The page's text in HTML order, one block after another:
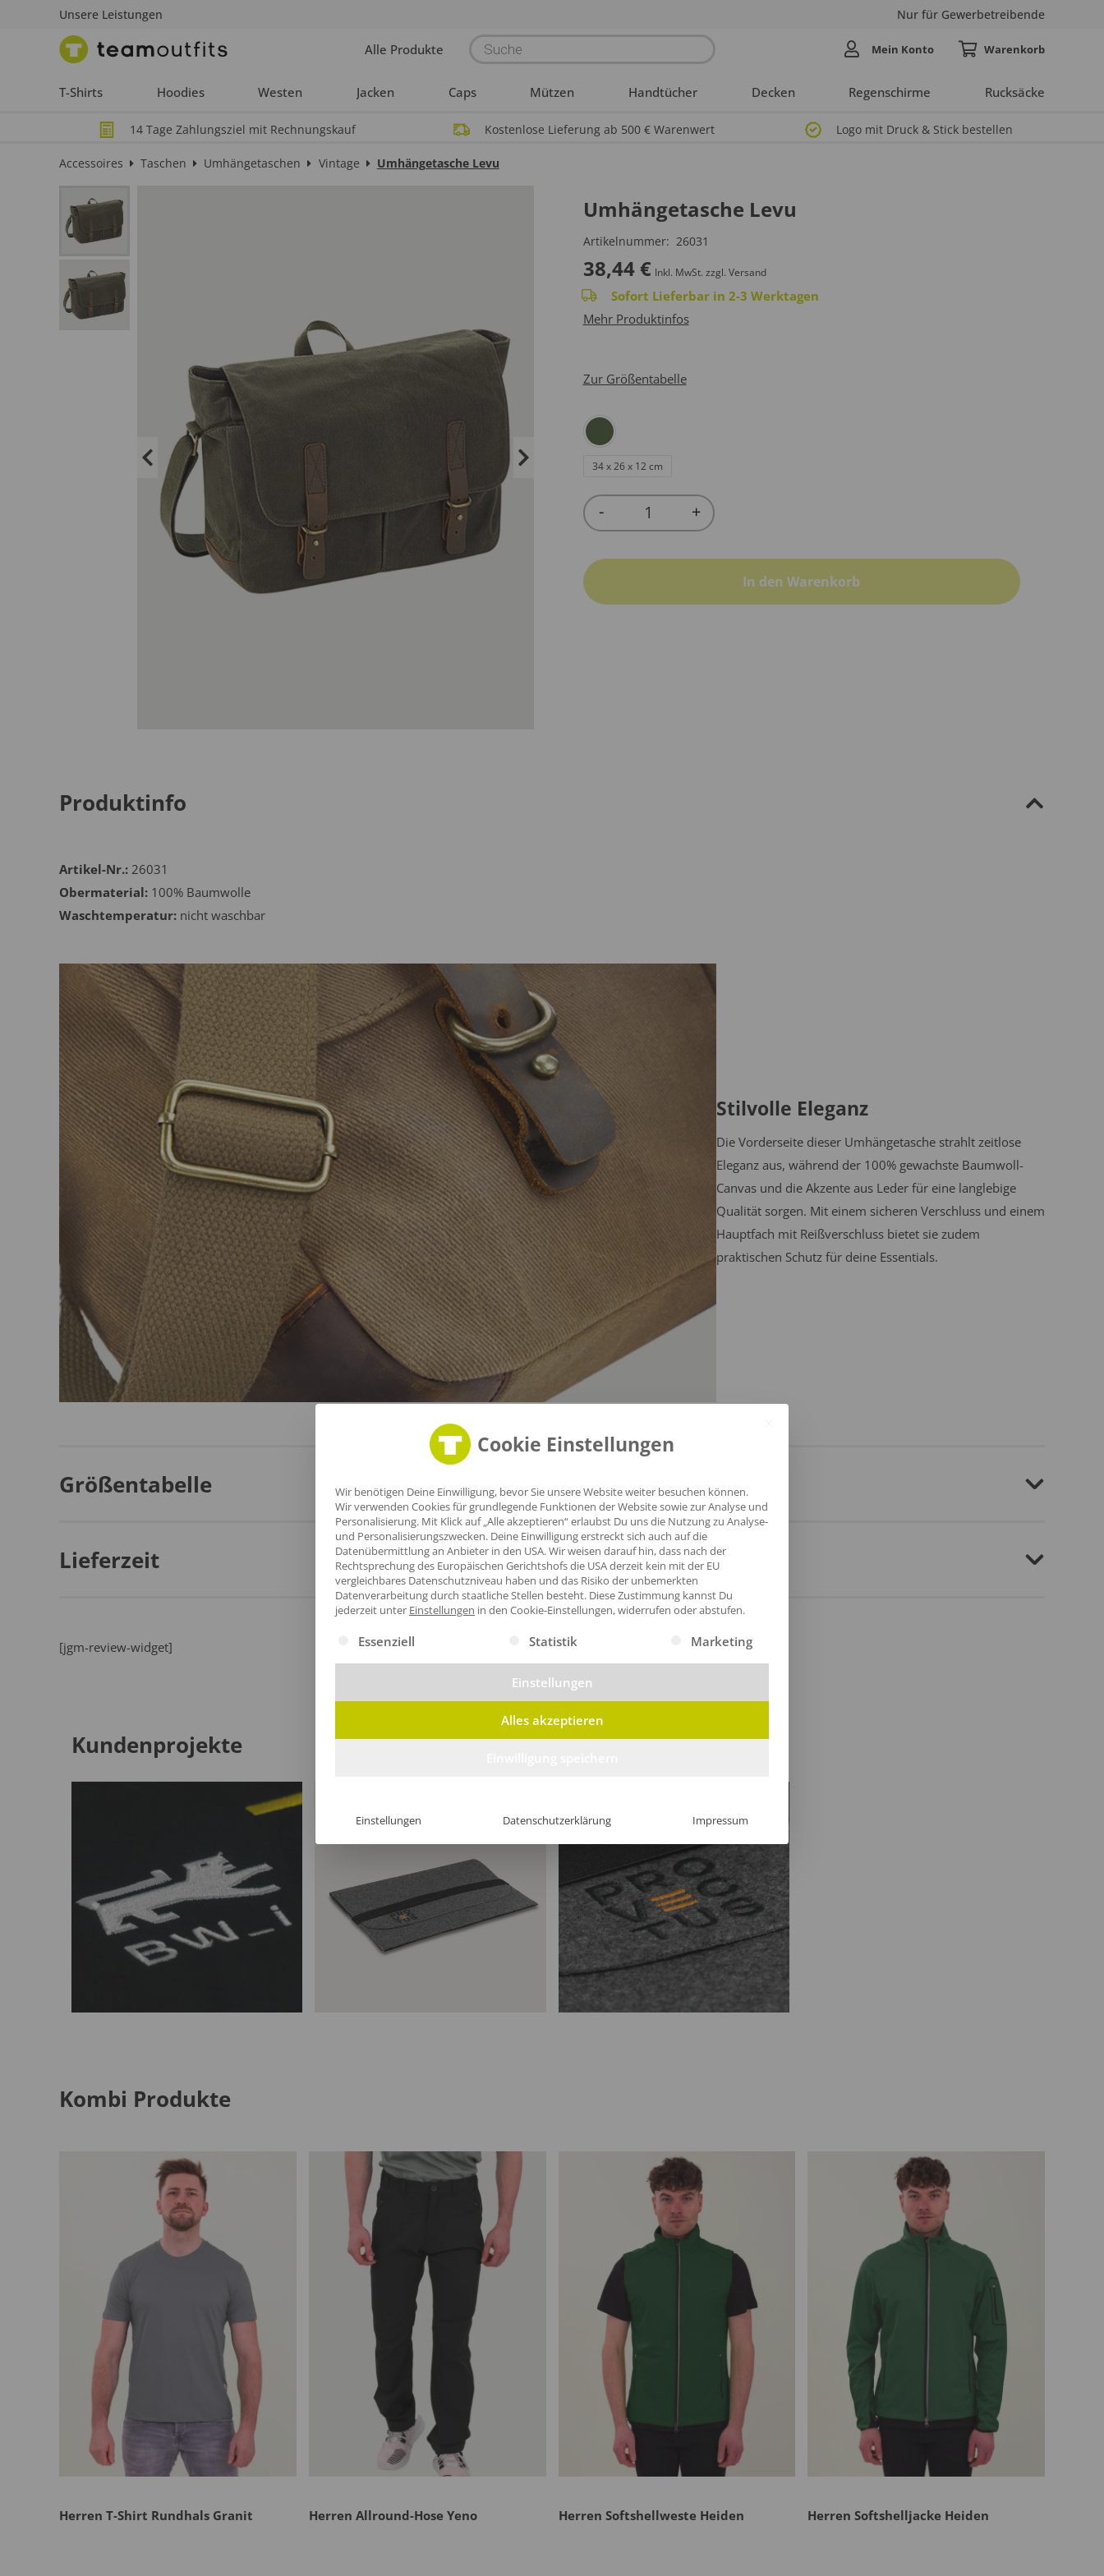
Unsere Leistungen Nur für Gewerbetreibende
Alle Produkte Products
search
T-Shirts Hoodies Westen Jacken Caps Mützen Handtücher Decken Regenschirme Rucksäcke
Mein Konto
14 Tage Zahlungsziel mit Rechnungskauf Kostenlose Lieferung ab 500 € Warenwert Logo mit Druck & Stick bestellen
Accessoires Taschen Umhängetaschen Vintage Umhängetasche Levu
Umhängetasche Levu
Artikelnummer: 26031
38,44 € Inkl. MwSt. zzgl. Versand
Sofort Lieferbar in 2-3 Werktagen
Mehr Produktinfos
Zur Größentabelle
34 x 26 x 12 cm
Quantity
- +
In den Warenkorb
Produktinfo
Artikel-Nr.: 26031
Obermaterial: 100% Baumwolle
Waschtemperatur: nicht waschbar
Stilvolle Eleganz
Die Vorderseite dieser Umhängetasche strahlt zeitlose
Eleganz aus, während der 100% gewachste Baumwoll-
Canvas und die Akzente aus Leder für eine langlebige
Qualität sorgen. Mit einem sicheren Verschluss und einem
Hauptfach mit Reißverschluss bietet sie zudem
praktischen Schutz für deine Essentials.
Größentabelle
Lieferzeit
[jgm-review-widget]
Kundenprojekte
Kombi Produkte
Herren T-Shirt Rundhals Granit Herren Allround-Hose Yeno Herren Softshellweste Heiden Herren Softshelljacke Heiden
Cookie Einstellungen
Wir benötigen Deine Einwilligung, bevor Sie unsere Website weiter besuchen können.
Wir verwenden Cookies für grundlegende Funktionen der Website sowie zur Analyse und
Personalisierung. Mit Klick auf „Alle akzeptieren“ erlaubst Du uns die Nutzung zu Analyse-
und Personalisierungszwecken. Deine Einwilligung erstreckt sich auch auf die
Datenübermittlung an Anbieter in den USA. Wir weisen darauf hin, dass nach der
Rechtsprechung des Europäischen Gerichtshofs die USA derzeit kein mit der EU
vergleichbares Datenschutzniveau haben und das Risiko der unbemerkten
Datenverarbeitung durch staatliche Stellen besteht. Diese Zustimmung kannst Du
jederzeit unter Einstellungen in den Cookie-Einstellungen, widerrufen oder abstufen.
Es folgt eine Liste der Service-Gruppen, für die eine Einwilligung erteilt werden kann. Die erste Service-Gruppe ist essenziell und kann
Essenziell Statistik Marketing
Einstellungen
Alles akzeptieren
Einstellungen Datenschutzerklärung Impressum